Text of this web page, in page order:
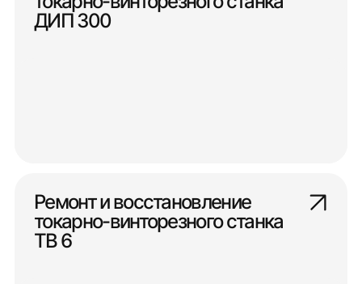
ДИП 300
Ремонт и восстановление
токарно-винторезного станка
ТВ 6